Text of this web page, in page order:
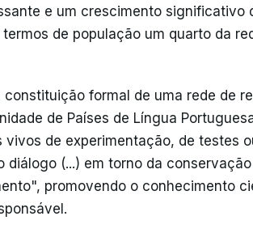
e um crescimento significativo
de população um quarto da
constituição formal de uma rede de
de Países de Língua
vivos de experimentação, de testes
diálogo (...) em torno da
promovendo o conhecimento